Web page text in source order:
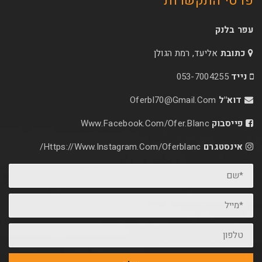
רמת הגולן
053-
Www.facebook.com/
Https://www.instagram.com/oferblanc/